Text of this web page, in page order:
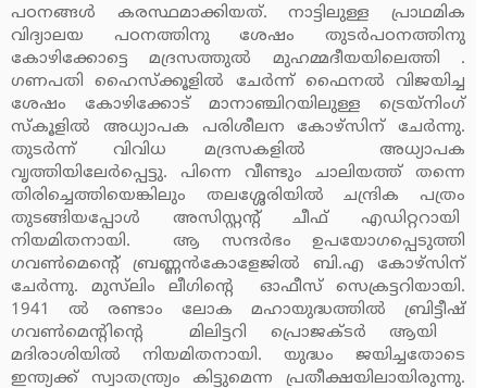
പഠനങ്ങള്‍ കരസ്ഥമാക്കിയത്. നാട്ടിലുള്ള പ്രാഥമിക
വിദ്യാലയ പഠനത്തിനു ശേഷം തുടര്‍പഠനത്തിനു
കോഴിക്കോട്ടെ മദ്രസത്തുല്‍ മുഹമ്മദീയയിലെത്തി .
ഗണപതി ഹൈസ്‌ക്കൂളില്‍ ചേര്‍ന്ന് ഫൈനല്‍ വിജയിച്ച
ശേഷം കോഴിക്കോട് മാനാഞ്ചിറയിലുള്ള ട്രെയ്‌നിംഗ്
സ്‌കൂളില്‍ അധ്യാപക പരിശീലന കോഴ്‌സിന് ചേര്‍ന്നു.
തുടര്‍ന്ന് വിവിധ മദ്രസകളില്‍ അധ്യാപക
വൃത്തിയിലേര്‍പ്പെട്ടു. പിന്നെ വീണ്ടും ചാലിയത്ത് തന്നെ
തിരിച്ചെത്തിയെങ്കിലും തലശ്ശേരിയില്‍ ചന്ദ്രിക പത്രം
തുടങ്ങിയപ്പോള്‍ അസിസ്റ്റന്റ് ചീഫ് എഡിറ്ററായി
നിയമിതനായി. ആ സന്ദര്‍ഭം ഉപയോഗപ്പെടുത്തി
ഗവണ്‍മെന്റെ് ബ്രണ്ണന്‍കോളേജില്‍ ബി.എ കോഴ്‌സിന്
ചേര്‍ന്നു. മുസ്‌ലിം ലീഗിന്റെ ഓഫീസ് സെക്രട്ടറിയായി.
1941 ല്‍ രണ്ടാം ലോക മഹായുദ്ധത്തില്‍ ബ്രിട്ടീഷ്
ഗവണ്‍മെന്റിന്റെ മിലിട്ടറി പ്രൊജക്ടര്‍ ആയി
മദിരാശിയില്‍ നിയമിതനായി. യുദ്ധം ജയിച്ചതോടെ
ഇന്ത്യക്ക് സ്വാതന്ത്ര്യം കിട്ടുമെന്ന പ്രതീക്ഷയിലായിരുന്നു.